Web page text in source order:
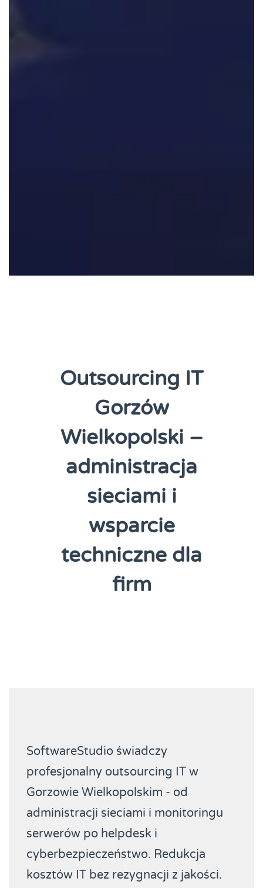
Outsourcing IT
Gorzów
Wielkopolski –
administracja
sieciami i
wsparcie
techniczne dla
firm
SoftwareStudio świadczy
profesjonalny outsourcing IT w
Gorzowie Wielkopolskim - od
administracji sieciami i monitoringu
serwerów po helpdesk i
cyberbezpieczeństwo. Redukcja
kosztów IT bez rezygnacji z jakości.